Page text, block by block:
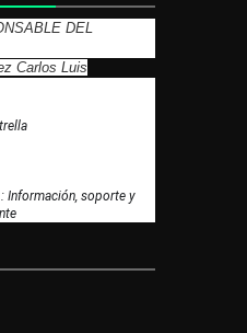
DEL
Carlos Luis
Información, soporte y